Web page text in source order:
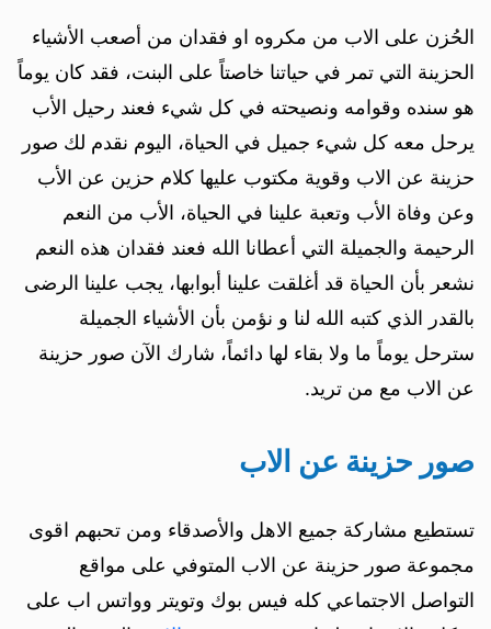
الحُزن على الاب من مكروه او فقدان من أصعب الأشياء
الحزينة التي تمر في حياتنا خاصتاً على البنت، فقد كان يوماً
هو سنده وقوامه ونصيحته في كل شيء فعند رحيل الأب
يرحل معه كل شيء جميل في الحياة، اليوم نقدم لك صور
حزينة عن الاب وقوية مكتوب عليها كلام حزين عن الأب
وعن وفاة الأب وتعبة علينا في الحياة، الأب من النعم
الرحيمة والجميلة التي أعطانا الله فعند فقدان هذه النعم
نشعر بأن الحياة قد أغلقت علينا أبوابها، يجب علينا الرضى
بالقدر الذي كتبه الله لنا و نؤمن بأن الأشياء الجميلة
سترحل يوماً ما ولا بقاء لها دائماً، شارك الآن صور حزينة
عن الاب مع من تريد.
صور حزينة عن الاب
تستطيع مشاركة جميع الاهل والأصدقاء ومن تحبهم اقوى
مجموعة صور حزينة عن الاب المتوفي على مواقع
التواصل الاجتماعي كله فيس بوك وتويتر وواتس اب على